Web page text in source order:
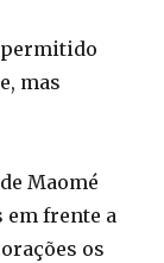
permitido
mas
Maomé
em frente a
os